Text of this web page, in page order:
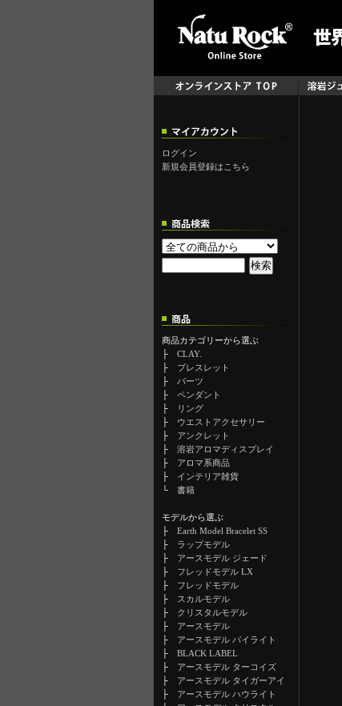
ログイン
新規会員登録はこちら
商品カテゴリーから選ぶ
├ CLAY.
├ ブレスレット
├ パーツ
├ ペンダント
├
リング
├ ウエストアクセサリー
├ アンクレット
├ 溶岩アロマディスプレイ
├ アロマ系商品
├ インテリア雑貨
└ 書籍
モデルから選ぶ
├ Earth Model Bracelet SS
├ ラップモデル
├ アースモデル ジェード
├ フレッドモデル LX
├ フレッドモデル
├ スカルモデル
├ クリスタルモデル
├ アースモデル
├ アースモデル パイライト
├ BLACK LABEL
├ アースモデル ターコイズ
├ アースモデル タイガーアイ
├ アースモデル ハウライト